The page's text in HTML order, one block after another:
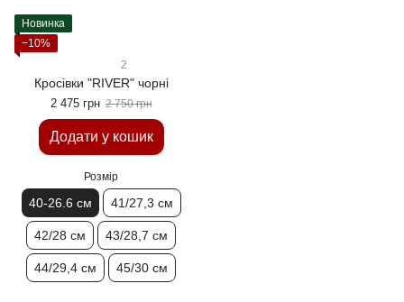
Новинка
−10%
2
Кросівки "RIVER" чорні
2 475 грн 2 750 грн
Додати у кошик
Розмір
40-26.6 см 41/27,3 см
42/28 см 43/28,7 см
44/29,4 см 45/30 см